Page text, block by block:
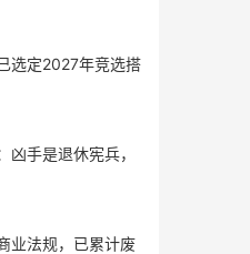
选定2027年竞选搭
凶手是退休宪兵，
业法规，已累计废